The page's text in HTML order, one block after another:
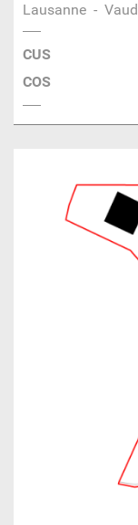
Lausanne - Vaud
CUS
COS